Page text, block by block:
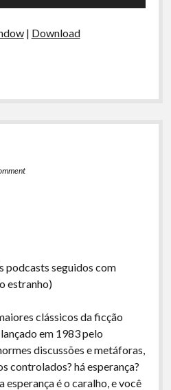
| Download
podcasts seguidos com
estranho)
clássicos da ficção
em 1983 pelo
discussões e metáforas,
controlados? há esperança?
esperança é o caralho, e você